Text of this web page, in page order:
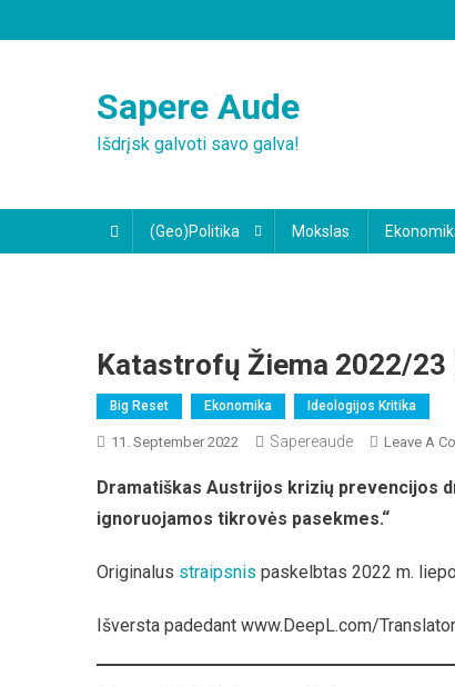
to
Sapere Aude
Išdrįsk galvoti savo galva!
(Geo)Politika Mokslas
Katastrofų Žiema 2022/23
Big Reset Ekonomika Ideologijos Kritika
11. September 2022 Sapereaude Leave A
Dramatiškas Austrijos krizių prevencijos
ignoruojamos tikrovės pasekmes.“
Originalus straipsnis paskelbtas 2022 m.
Išversta padedant www.DeepL.com/